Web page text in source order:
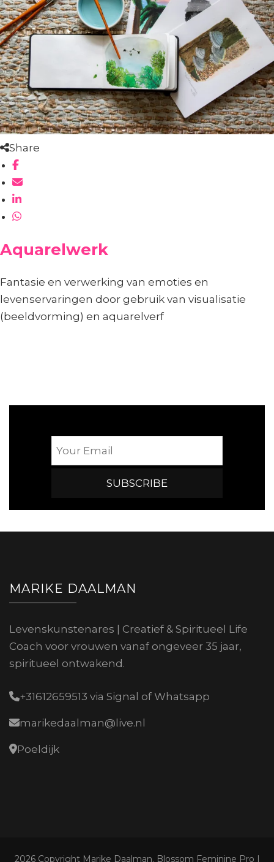
Share
Aquarelwerk
Fantasie en verwerking van emoties en
levenservaringen door gebruik van visualisatie
(beeldvorming) en aquarelverf
MARIKE DAALMAN
Levenskunstenares | Creatief & Spiritueel Life
Coach voor vrouwen vanaf ongeveer 35 jaar,
spiritueel ontwakend.
+31612659513 via Signal of Whatsapp
marikedaalman@live.nl
Poeldijk
2026 Copyright Marike Daalman. Blossom Feminine Pro |